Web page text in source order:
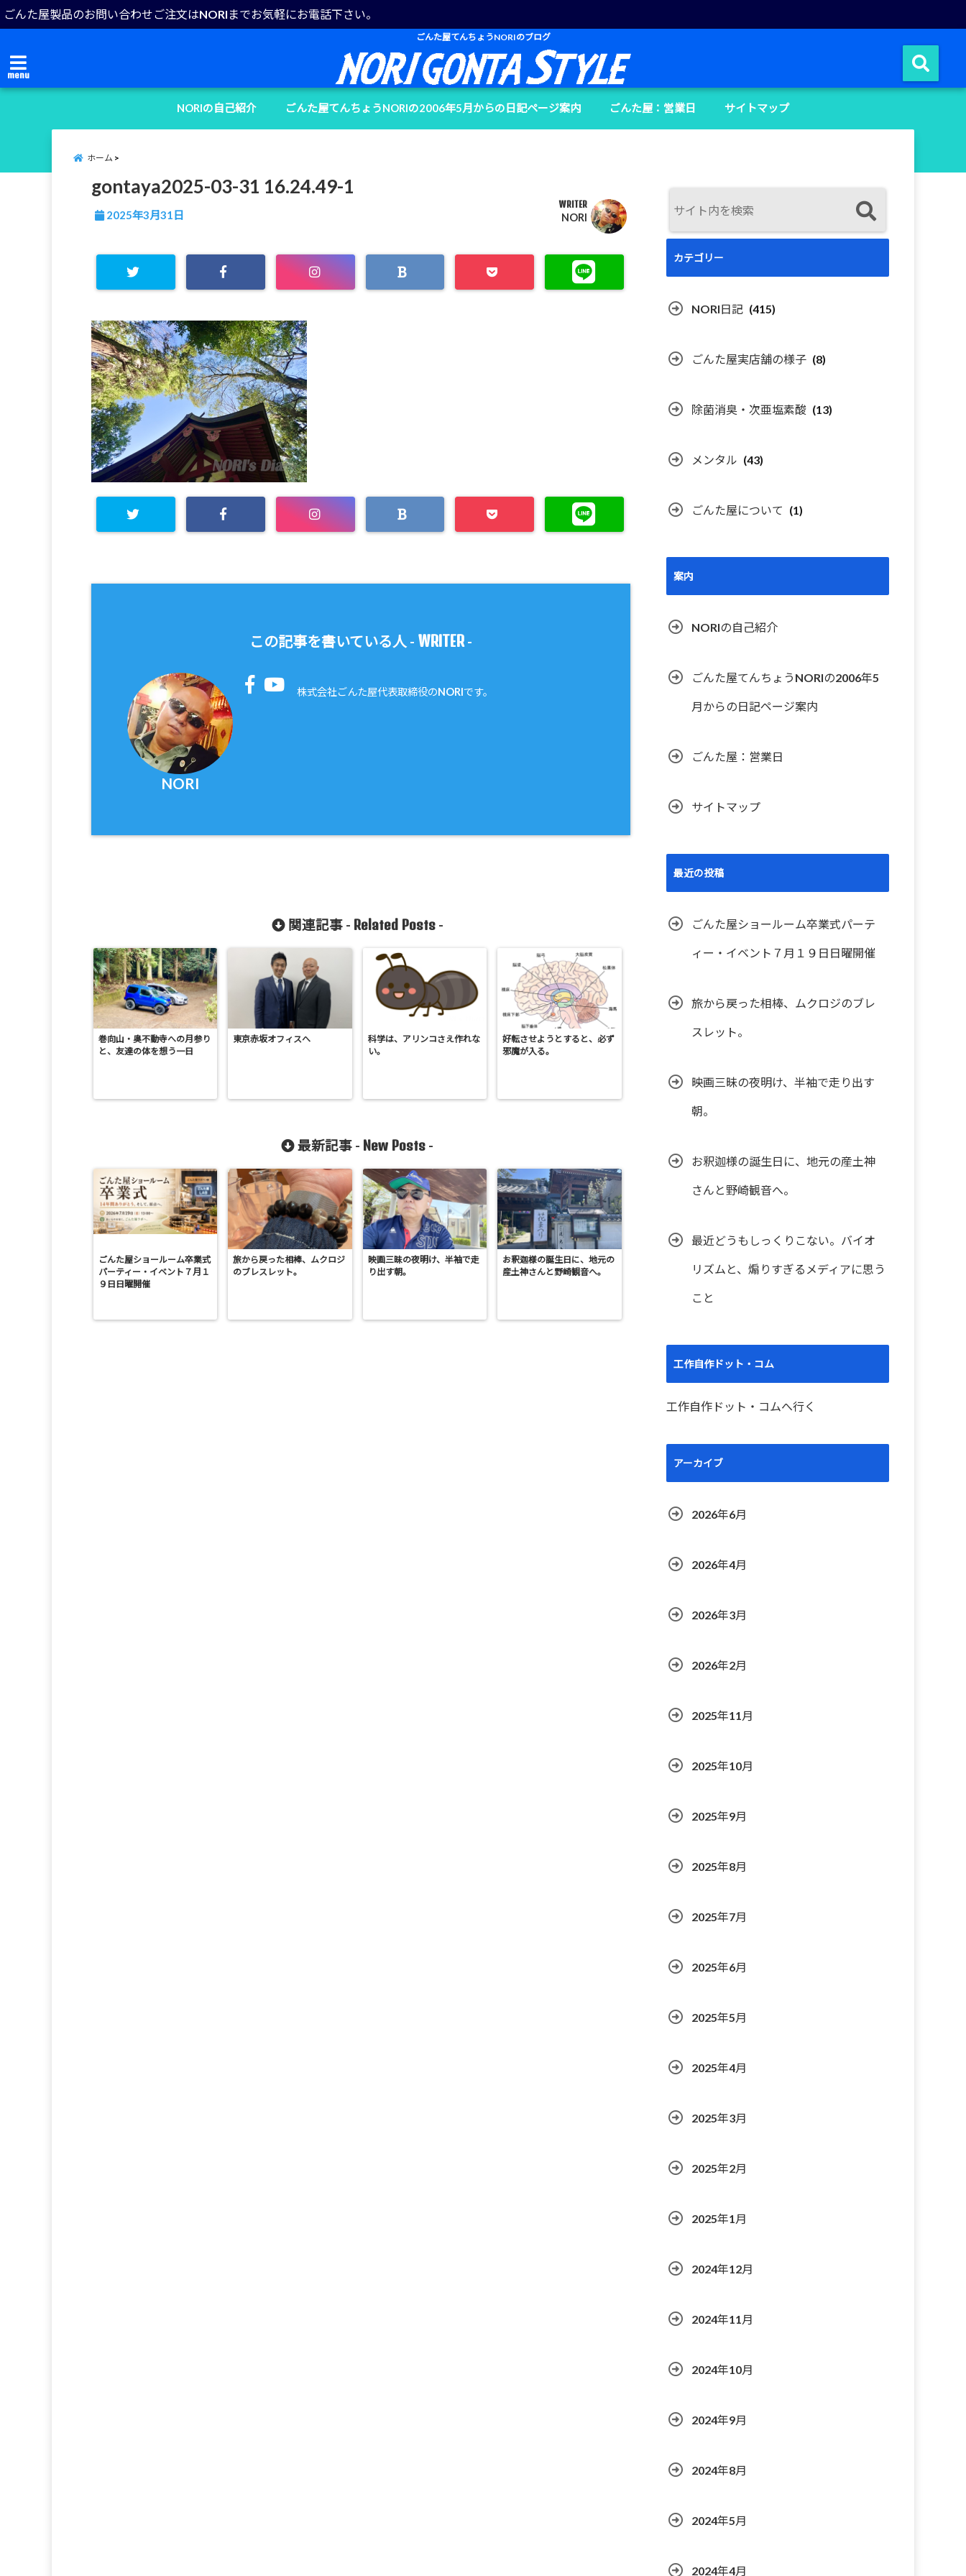
ごんた屋製品のお問い合わせご注文はNORIまでお気軽にお電話下さい。
ごんた屋てんちょうNORIのブログ
menu
NORIの自己紹介 ごんた屋てんちょうNORIの2006年5月からの日記ページ案内 ごんた屋：営業日 サイトマップ
ホーム
gontaya2025-03-31 16.24.49-1
2025年3月31日
WRITER
NORI
この記事を書いている人 - WRITER-
NORI
株式会社ごんた屋代表取締役のNORIです。
関連記事 - Related Posts-
巻向山・奥不動寺への月参り
と、友達の体を想う一日
東京赤坂オフィスへ
科学は、アリンコさえ作れな
い。
好転させようとすると、必ず
邪魔が入る。
最新記事 - New Posts -
ごんた屋ショールーム卒業式
パーティー・イベント７月１
９日日曜開催
旅から戻った相棒、ムクロジ
のブレスレット。
映画三昧の夜明け、半袖で走
り出す朝。
お釈迦様の誕生日に、地元の
産土神さんと野崎観音へ。
カテゴリー
NORI日記 (415)
ごんた屋実店舗の様子 (8)
除菌消臭・次亜塩素酸 (13)
メンタル (43)
ごんた屋について (1)
案内
NORIの自己紹介
ごんた屋てんちょうNORIの2006年5
月からの日記ページ案内
ごんた屋：営業日
サイトマップ
最近の投稿
ごんた屋ショールーム卒業式パーテ
ィー・イベント７月１９日日曜開催
旅から戻った相棒、ムクロジのブレ
スレット。
映画三昧の夜明け、半袖で走り出す
朝。
お釈迦様の誕生日に、地元の産土神
さんと野崎観音へ。
最近どうもしっくりこない。バイオ
リズムと、煽りすぎるメディアに思う
こと
工作自作ドット・コム
工作自作ドット・コムへ行く
アーカイブ
2026年6月
2026年4月
2026年3月
2026年2月
2025年11月
2025年10月
2025年9月
2025年8月
2025年7月
2025年6月
2025年5月
2025年4月
2025年3月
2025年2月
2025年1月
2024年12月
2024年11月
2024年10月
2024年9月
2024年8月
2024年5月
2024年4月